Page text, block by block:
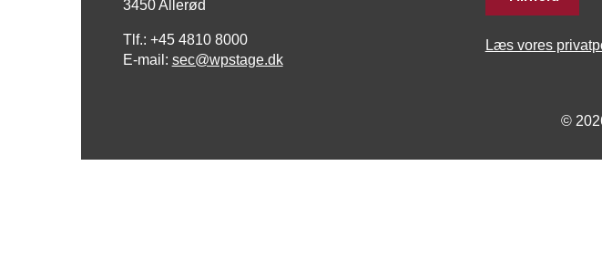
3450 Allerød
Tlf.: +45 4810 8000
E-mail: sec@wpstage.dk
Læs vores
©